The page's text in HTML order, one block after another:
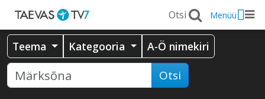
Menüü
Teema Kategooria A-Ö nimekiri
Otsi